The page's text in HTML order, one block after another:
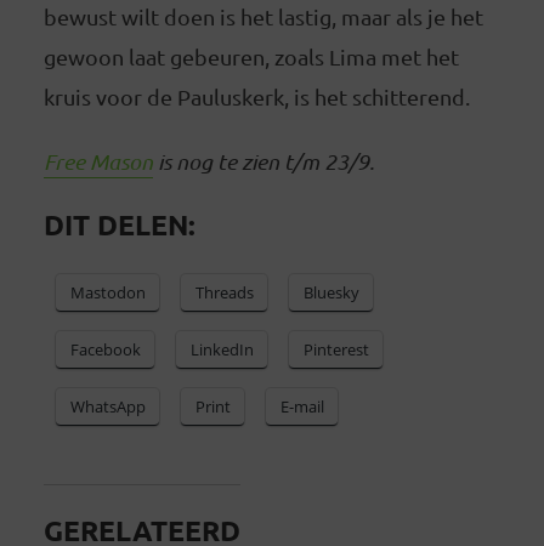
bewust wilt doen is het lastig, maar als je het
gewoon laat gebeuren, zoals Lima met het
kruis voor de Pauluskerk, is het schitterend.
Free Masonis nog te zien t/m 23/9.
DIT DELEN:
Mastodon Threads Bluesky
Facebook LinkedIn Pinterest
WhatsApp Print E-mail
GERELATEERD